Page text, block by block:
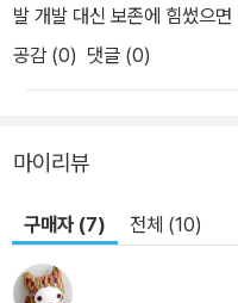
발 개발 대신 보존에 힘썼으면
공감 (0) 댓글 (0)
마이리뷰
구매자 (7) 전체 (10)